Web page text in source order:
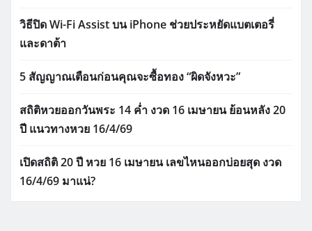
วิธีปิด Wi-Fi Assist บน iPhone ช่วยประหยัดแบตเตอรี่
และดาต้า
5 สัญญาณเตือนก่อนคุณจะซื้อทอง “ผิดจังหวะ”
สถิติหวยออกวันพระ 14 ค่ำ งวด 16 เมษายน ย้อนหลัง 20
ปี แนวทางหวย 16/4/69
เปิดสถิติ 20 ปี หวย 16 เมษายน เลขไหนออกบ่อยสุด งวด
16/4/69 มาแน่?